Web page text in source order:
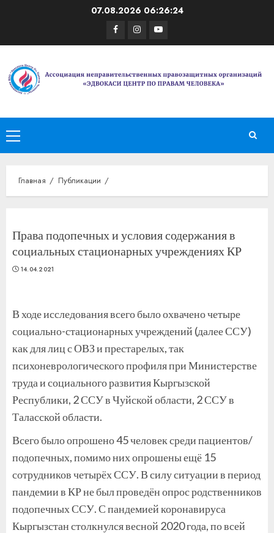
07.08.2026 06:26:24
Facebook
Instagram
Youtube
Основное
меню
Главная Публикации
Права подопечных и условия содержания в
социальных стационарных учреждениях КР
14.04.2021
В ходе исследования всего было охвачено четыре
социально-стационарных учреждений (далее ССУ)
как для лиц с ОВЗ и престарелых, так
психоневрологического профиля при Министерстве
труда и социального развития Кыргызской
Республики, 2 ССУ в Чуйской области, 2 ССУ в
Таласской области.
Всего было опрошено 45 человек среди пациентов/
подопечных, помимо них опрошены ещё 15
сотрудников четырёх ССУ. В силу ситуации в период
пандемии в КР не был проведён опрос родственников
подопечных ССУ. С пандемией коронавируса
Кыргызстан столкнулся весной 2020 года, по всей